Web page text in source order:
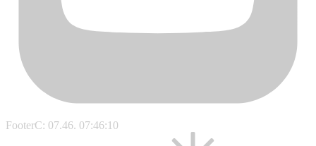
FooterC: 07.46. 07:46:10